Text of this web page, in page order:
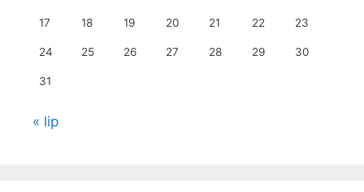
17 18 19 20 21 22 23
24 25 26 27 28 29 30
31
« lip